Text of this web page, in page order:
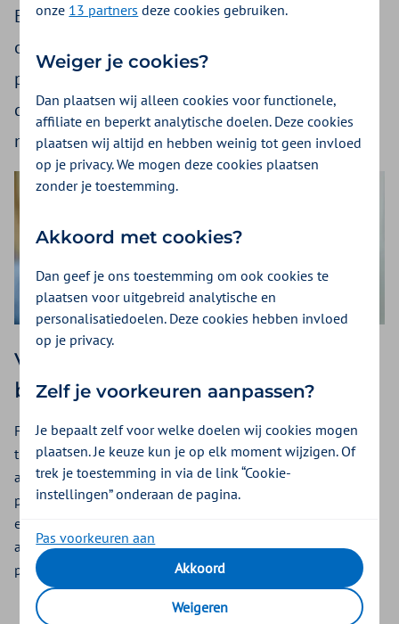
Elektronisch Patiënten Dossier (EPD)
optimaliseert het St. Antonius Ziekenhuis de
patiëntreis. Patiënten kunnen sneller terecht bij
de poliklinieken en de polimedewerkers ervaren
minder administratieve druk.
Vrijgekomen plekken direct
benut
Fast Pass is een functionaliteit in het EPD die vrijgekomen
tijdsloten automatisch aanbiedt aan patiënten die hebben
aangegeven eerder geholpen te willen worden. Zodra een
plek vrijkomt in de agenda, ontvangen zij een aanbod voor
een eerdere afspraak. Zo worden afspraken sneller
afgehandeld en blijft er minder ongebruikte tijd over op de
polikliniek.
onze 13 partners deze cookies gebruiken.
Weiger je cookies?
Dan plaatsen wij alleen cookies voor functionele,
affiliate en beperkt analytische doelen. Deze cookies
plaatsen wij altijd en hebben weinig tot geen invloed
op je privacy. We mogen deze cookies plaatsen
zonder je toestemming.
Akkoord met cookies?
Dan geef je ons toestemming om ook cookies te
plaatsen voor uitgebreid analytische en
personalisatiedoelen. Deze cookies hebben invloed
op je privacy.
Zelf je voorkeuren aanpassen?
Je bepaalt zelf voor welke doelen wij cookies mogen
plaatsen. Je keuze kun je op elk moment wijzigen. Of
trek je toestemming in via de link “Cookie-
instellingen” onderaan de pagina.
Pas voorkeuren aan
Akkoord
Weigeren